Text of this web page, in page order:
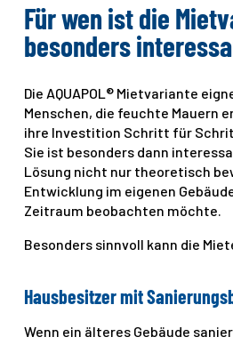
Für wen ist die
besonders
Die AQUAPOL® Mietvariante
Menschen, die feuchte Mauern
ihre Investition Schritt für
Sie ist besonders dann
Lösung nicht nur theoretisch
Entwicklung im eigenen
Zeitraum beobachten möchte.
Besonders sinnvoll kann die
Hausbesitzer mit
Wenn ein älteres Gebäude